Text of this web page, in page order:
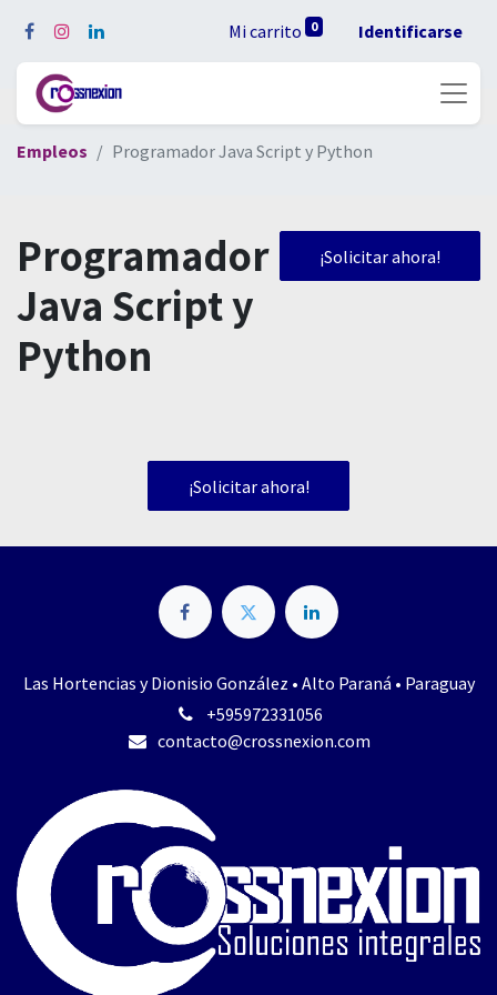
Mi carrito 0 Identificarse
Empleos Programador Java Script y Python
¡Solicitar ahora!
Programador
Java Script y
Python
¡Solicitar ahora!
Las Hortencias y Dionisio González • Alto Paraná • Paraguay
+595972331056
contacto@crossnexio​n.com​